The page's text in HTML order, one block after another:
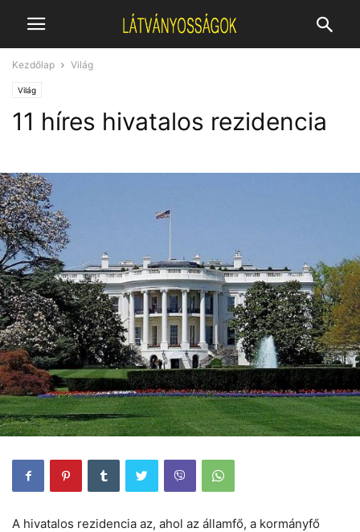
Kezdőlap Világ
Világ
11 híres hivatalos rezidencia
A hivatalos rezidencia az, ahol az államfő, a kormányfő